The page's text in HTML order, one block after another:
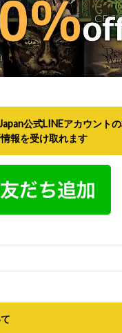
公式LINEアカウント
報を受け取れます